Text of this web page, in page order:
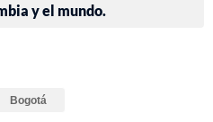
y el mundo.
Bogotá